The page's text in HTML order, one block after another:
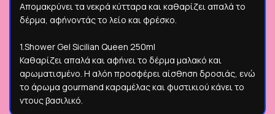
Απομακρύνει τα νεκρά κύτταρα και καθαρίζει απαλά το
δέρμα, αφήνοντάς το λείο και φρέσκο.
1.Shower Gel Sicilian Queen 250ml
Καθαρίζει απαλά και αφήνει το δέρμα μαλακό και
αρωματισμένο. Η αλόη προσφέρει αίσθηση δροσιάς, ενώ
το άρωμα gourmand καραμέλας και φυστικιού κάνει το
ντους βασιλικό.